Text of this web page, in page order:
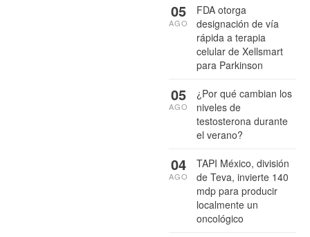
FDA otorga
designación de vía
rápida a terapia
celular de Xellsmart
para Parkinson
05
AGO
¿Por qué cambian los
niveles de
testosterona durante
el verano?
05
AGO
TAPI México, división
de Teva, invierte 140
mdp para producir
localmente un
oncológico
04
AGO